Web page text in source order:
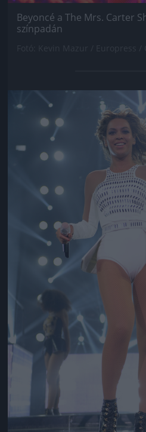
Beyoncé a The Mrs. Carter
színpadán
Jön még